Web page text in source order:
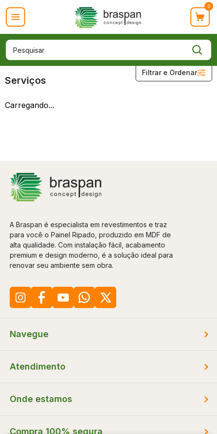
0
Filtrar e Ordenar
Categorias
Serviços
Promoção
Prateleiras
Ordenar
A - Z Z - A Menor Preço
Mais Relevantes
Marcas
Serviços
Carregando...
A Braspan é especialista em revestimentos e traz
para você o Painel Ripado, produzido em MDF de
alta qualidade. Com instalação fácil, acabamento
premium e design moderno, é a solução ideal para
renovar seu ambiente sem obra.
Navegue
Atendimento
Onde estamos
Compra 100% segura